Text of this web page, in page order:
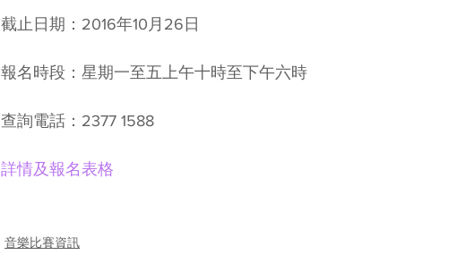
截止日期：2016年10月26日
報名時段：星期一至五上午十時至下午六時
查詢電話：2377 1588
詳情及報名表格
音樂比賽資訊